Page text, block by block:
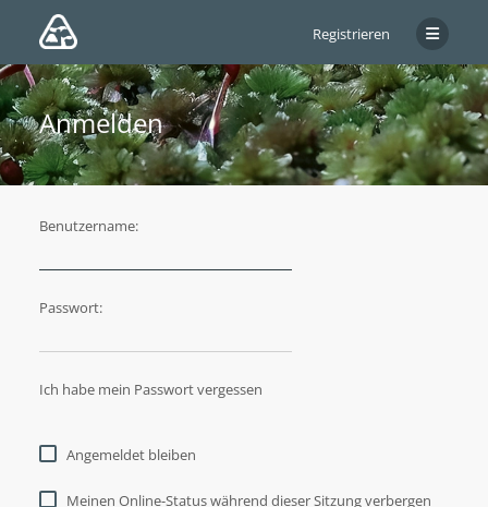
Registrieren
Anmelden
Benutzername:
Passwort:
Ich habe mein Passwort vergessen
Angemeldet bleiben
Meinen Online-Status während dieser Sitzung verbergen